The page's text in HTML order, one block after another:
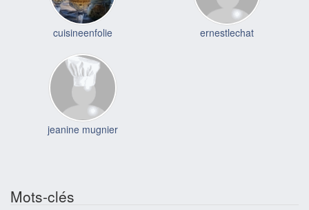
cuisineenfolie ernestlechat
jeanine mugnier
Mots-clés